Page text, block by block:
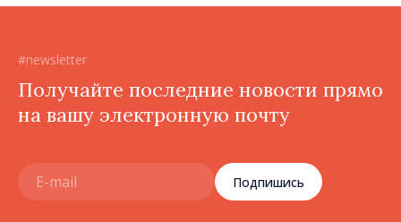
#newsletter
Получайте последние новости прямо
на вашу электронную почту
Подпишись